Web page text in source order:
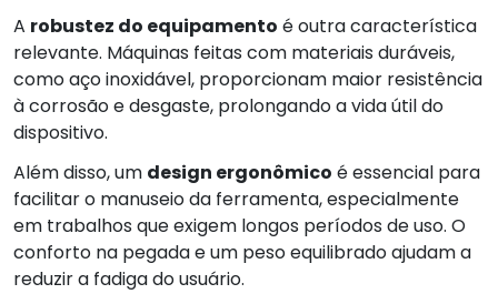
A robustez do equipamento é outra característica
relevante. Máquinas feitas com materiais duráveis,
como aço inoxidável, proporcionam maior resistência
à corrosão e desgaste, prolongando a vida útil do
dispositivo.
Além disso, um design ergonômico é essencial para
facilitar o manuseio da ferramenta, especialmente
em trabalhos que exigem longos períodos de uso. O
conforto na pegada e um peso equilibrado ajudam a
reduzir a fadiga do usuário.